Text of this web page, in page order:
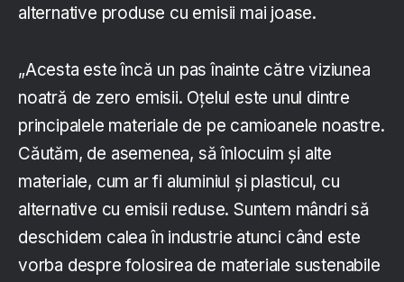
alternative produse cu emisii mai joase.
„Acesta este încă un pas înainte către viziunea
noatră de zero emisii. Oțelul este unul dintre
principalele materiale de pe camioanele noastre.
Căutăm, de asemenea, să înlocuim și alte
materiale, cum ar fi aluminiul și plasticul, cu
alternative cu emisii reduse. Suntem mândri să
deschidem calea în industrie atunci când este
vorba despre folosirea de materiale sustenabile